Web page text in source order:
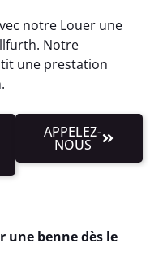
notre Louer une
Notre
une prestation
APPELEZ-
NOUS
une benne dès le